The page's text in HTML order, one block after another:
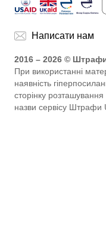
Написати нам
2016 – 2026 ©
При використанні
наявність
сторінку
назви сервісу Штрафи